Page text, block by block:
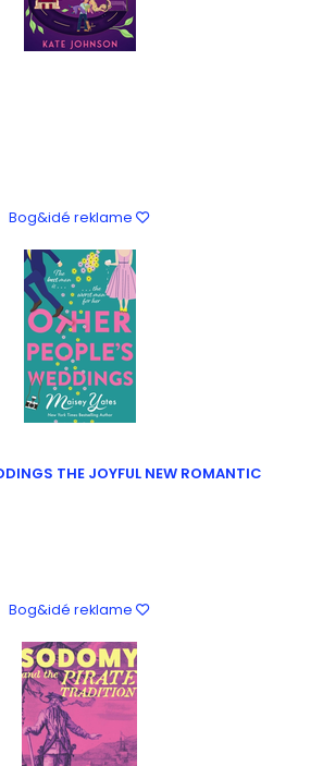
Bog&idé reklame
THE JOYFUL NEW ROMANTIC
Bog&idé reklame